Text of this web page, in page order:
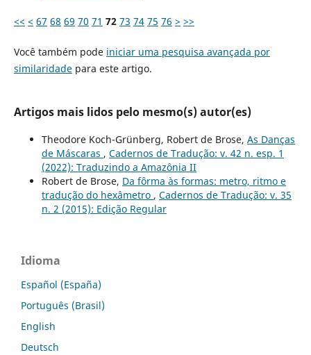
<< < 67 68 69 70 71 72 73 74 75 76 > >>
Você também pode iniciar uma pesquisa avançada por
similaridadepara este artigo.
Artigos mais lidos pelo mesmo(s) autor(es)
Theodore Koch-Grünberg, Robert de Brose, As Danças
de Máscaras , Cadernos de Tradução: v. 42 n. esp. 1
(2022): Traduzindo a Amazônia II
Robert de Brose, Da fôrma às formas: metro, ritmo e
tradução do hexâmetro , Cadernos de Tradução: v. 35
n. 2 (2015): Edição Regular
Idioma
Español (España)
Português (Brasil)
English
Deutsch